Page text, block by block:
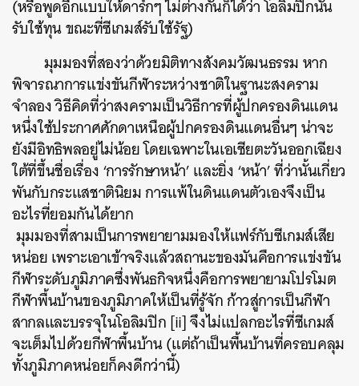
(หรือพูดอีกแบบให้ดาร์กๆ ไม่ต่างกันก็ได้ว่า โอลิมปิกนั้น
รับใช้ทุน ขณะที่ซีเกมส์รับใช้รัฐ)
​ มุมมองที่สองว่าด้วยมิติทางสังคมวัฒนธรรม หาก
พิจารณาการแข่งขันกีฬาระหว่างชาติในฐานะสงคราม
จำลอง วิธีคิดที่ว่าสงครามเป็นวิธีการที่ผู้ปกครองดินแดน
หนึ่งใช้ประกาศศักดาเหนือผู้ปกครองดินแดนอื่นๆ น่าจะ
ยังมีอิทธิพลอยู่ไม่น้อย โดยเฉพาะในเอเชียตะวันออกเฉียง
ใต้ที่ขึ้นชื่อเรื่อง ‘การรักษาหน้า’ และยิ่ง ‘หน้า’ ที่ว่านั้นเกี่ยว
พันกับกระแสชาตินิยม การแพ้ในดินแดนตัวเองจึงเป็น
อะไรที่ยอมกันได้ยาก
​ มุมมองที่สามเป็นการพยายามมองให้แฟร์กับซีเกมส์เสีย
หน่อย เพราะเอาเข้าจริงแล้วสถานะของมันคือการแข่งขัน
กีฬาระดับภูมิภาคซึ่งพันธกิจหนึ่งคือการพยายามโปรโมต
กีฬาพื้นบ้านของภูมิภาคให้เป็นที่รู้จัก ก้าวสู่การเป็นกีฬา
สากลและบรรจุในโอลิมปิก [ii] จึงไม่แปลกอะไรที่ซีเกมส์
จะเต็มไปด้วยกีฬาพื้นบ้าน (แต่ถ้าเป็นพื้นบ้านที่ครอบคลุม
ทั้งภูมิภาคหน่อยก็คงดีกว่านี้)